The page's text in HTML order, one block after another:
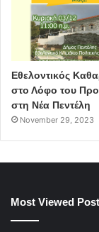
Εθελοντικός
στο Λόφο του
στη Νέα Πεντέλη
November 29, 2023
Most Viewed